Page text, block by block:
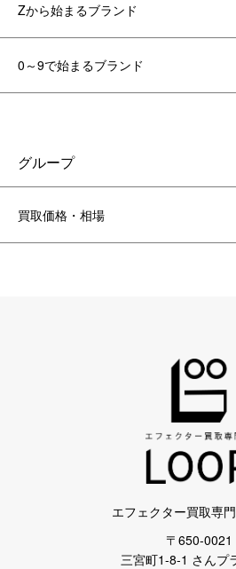
Zから始まるブランド
0～9で始まるブランド
グループ
買取価格・相場
エフェクター買取専
〒650-0021
三宮町1-8-1 さんプ